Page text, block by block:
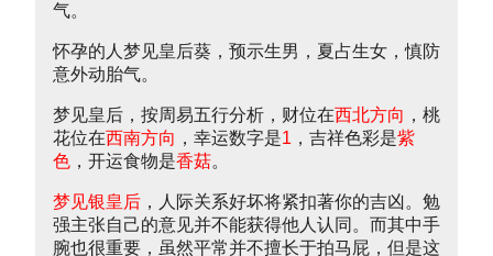
气。
怀孕的人梦见皇后葵，预示生男，夏占生女，慎防
意外动胎气。
梦见皇后，按周易五行分析，财位在西北方向 ，桃
花位在西南方向 ，幸运数字是1 ，吉祥色彩是紫
色 ，开运食物是香菇。
梦见银皇后 ，人际关系好坏将紧扣著你的吉凶。勉
强主张自己的意见并不能获得他人认同。而其中手
腕也很重要，虽然平常并不擅长于拍马屁，但是这